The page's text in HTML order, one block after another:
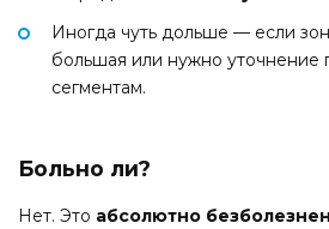
Иногда чуть дольше — если
большая или нужно уточнение
сегментам.
Больно ли?
Нет. Это абсолютно